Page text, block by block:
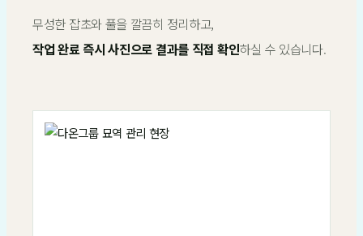
무성한 잡초와 풀을 깔끔히 정리하고,
작업 완료 즉시 사진으로 결과를 직접 확인하실 수 있습니다.